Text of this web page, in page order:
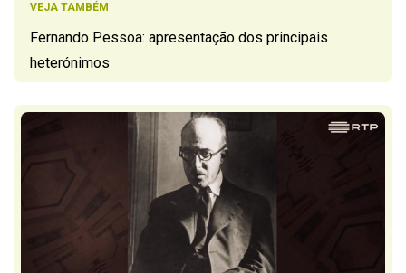
VEJA TAMBÉM
Fernando Pessoa: apresentação dos principais
heterónimos